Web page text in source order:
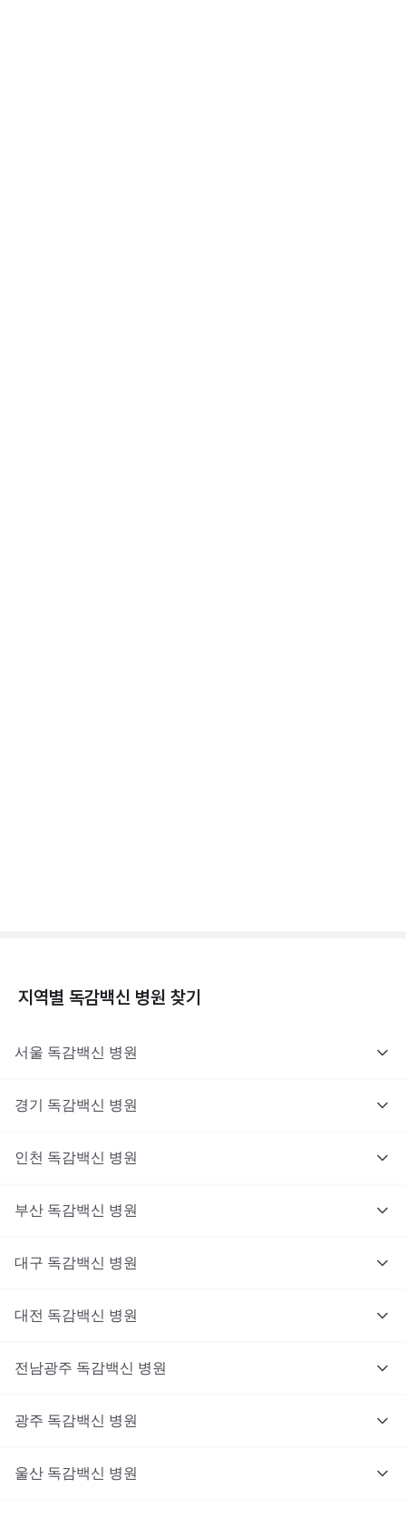
지역별 독감백신 병원 찾기
서울 독감백신 병원
경기 독감백신 병원
인천 독감백신 병원
부산 독감백신 병원
대구 독감백신 병원
대전 독감백신 병원
전남광주 독감백신 병원
광주 독감백신 병원
울산 독감백신 병원